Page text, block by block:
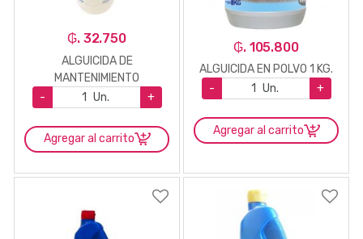
₲. 32.750
ALGUICIDA DE
MANTENIMIENTO
TECNOCLOR 1LT
- Un. +
Agregar al carrito
₲. 105.800
ALGUICIDA EN POLVO 1 KG.
-
Un. +
Agregar al carrito